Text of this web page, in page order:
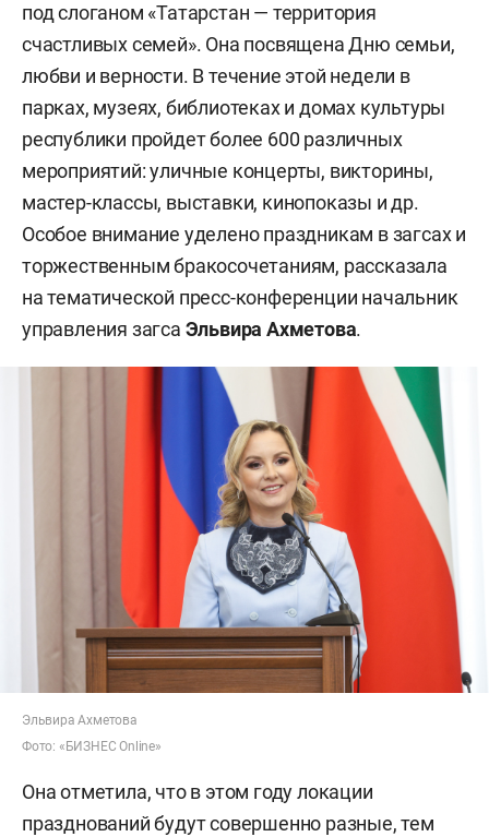
под слоганом «Татарстан — территория
счастливых семей». Она посвящена Дню семьи,
любви и верности. В течение этой недели в
парках, музеях, библиотеках и домах культуры
республики пройдет более 600 различных
мероприятий: уличные концерты, викторины,
мастер-классы, выставки, кинопоказы и др.
Особое внимание уделено праздникам в загсах и
торжественным бракосочетаниям, рассказала
на тематической пресс-конференции начальник
управления загса Эльвира Ахметова.
Эльвира Ахметова
Фото: «БИЗНЕС Online»
Она отметила, что в этом году локации
празднований будут совершенно разные, тем